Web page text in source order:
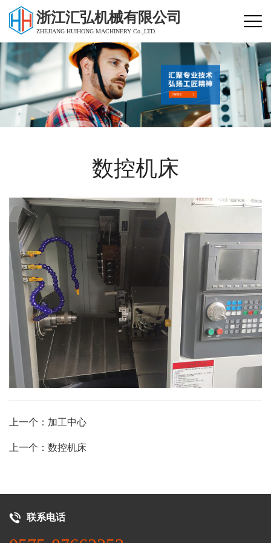
浙江汇弘机械有限公司
ZHEJIANG HUIHONG MACHINERY Co.,LTD.
数控机床
上一个：加工中心
上一个：数控机床
联系电话